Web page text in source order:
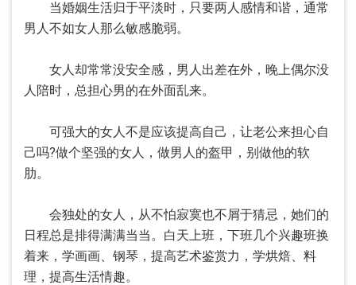
当婚姻生活归于平淡时，只要两人感情和谐，通常
男人不如女人那么敏感脆弱。
女人却常常没安全感，男人出差在外，晚上偶尔没
人陪时，总担心男的在外面乱来。
可强大的女人不是应该提高自己，让老公来担心自
己吗?做个坚强的女人，做男人的盔甲，别做他的软
肋。
会独处的女人，从不怕寂寞也不屑于猜忌，她们的
日程总是排得满满当当。白天上班，下班几个兴趣班换
着来，学画画、钢琴，提高艺术鉴赏力，学烘焙、料
理，提高生活情趣。